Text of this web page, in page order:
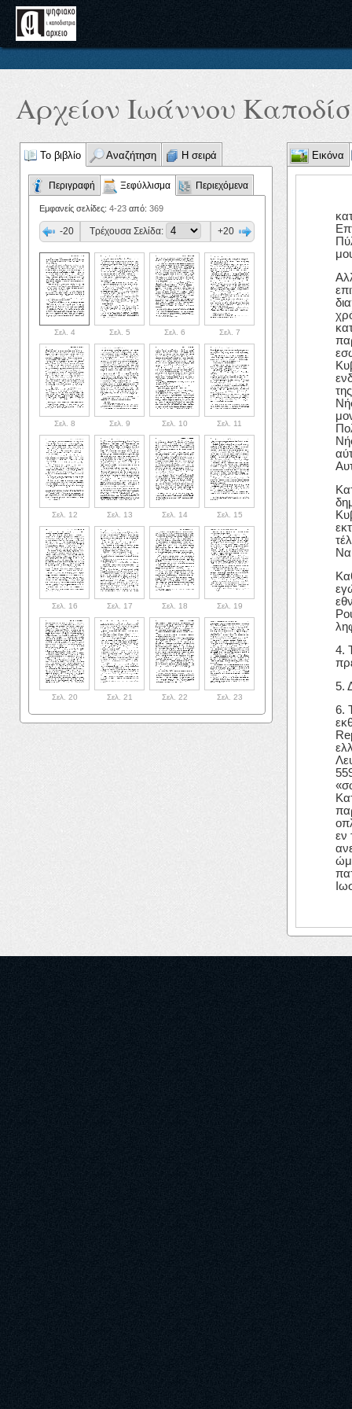
Αρχείον Ιωάννου
Το βιβλίο Αναζήτηση Η σειρά
Περιγραφή Ξεφύλλισμα Περιεχόμενα
Εμφανείς σελίδες: 4-23 από: 369
-20 Τρέχουσα Σελίδα: +20
Σελ. 4 Σελ. 5 Σελ. 6 Σελ. 7
Σελ. 8 Σελ. 9 Σελ. 10 Σελ. 11
Σελ. 12 Σελ. 13 Σελ. 14 Σελ. 15
Σελ. 16 Σελ. 17 Σελ. 18 Σελ. 19
Σελ. 20 Σελ. 21 Σελ. 22 Σελ. 23
Εικόνα
4.
5.
6.
εν